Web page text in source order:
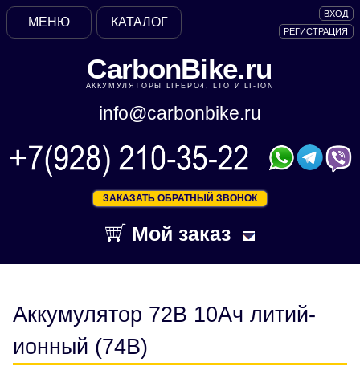
CarbonBike.ru
АККУМУЛЯТОРЫ LIFEPO4, LTO И LI-ION
info@carbonbike.ru
ЗАКАЗАТЬ ОБРАТНЫЙ ЗВОНОК
Мой заказ
ВХОД
РЕГИСТРАЦИЯ
КАТАЛОГ
МЕНЮ
Аккумулятор 72В 10Ач литий-
ионный (74В)